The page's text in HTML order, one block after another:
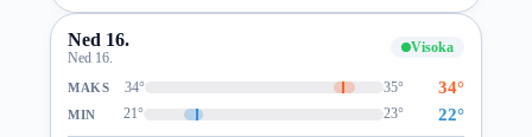
Ned 16.
Ned 16.
Visoka
MAKS 34° 35° 34°
MIN 21° 23° 22°